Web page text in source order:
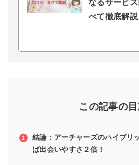
なるサービ
べて徹底解説
この記事の目
結論：アーチャーズのハイブリ
ば出会いやすさ２倍！